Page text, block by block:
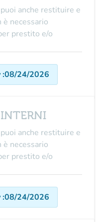
anche restituire e
necessario
prestito e/o
:08/24/2026
anche restituire e
necessario
prestito e/o
:08/24/2026